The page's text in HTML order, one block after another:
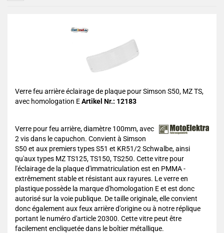
Verre feu arrière éclairage de plaque pour Simson S50, MZ TS,
avec homologation EArtikel Nr.: 12183
Verre pour feu arrière, diamètre 100mm, avec
2 vis dans le capuchon. Convient à Simson
S50 et aux premiers types S51 et KR51/2 Schwalbe, ainsi
qu'aux types MZ TS125, TS150, TS250. Cette vitre pour
l'éclairage de la plaque d'immatriculation est en PMMA -
extrêmement stable et résistant aux rayures. Le verre en
plastique possède la marque d'homologation E et est donc
autorisé sur la voie publique. De taille originale, elle convient
donc également aux feux arrière d'origine ou à notre réplique
portant le numéro d'article 20300. Cette vitre peut être
facilement encliquetée dans le boîtier métallique.